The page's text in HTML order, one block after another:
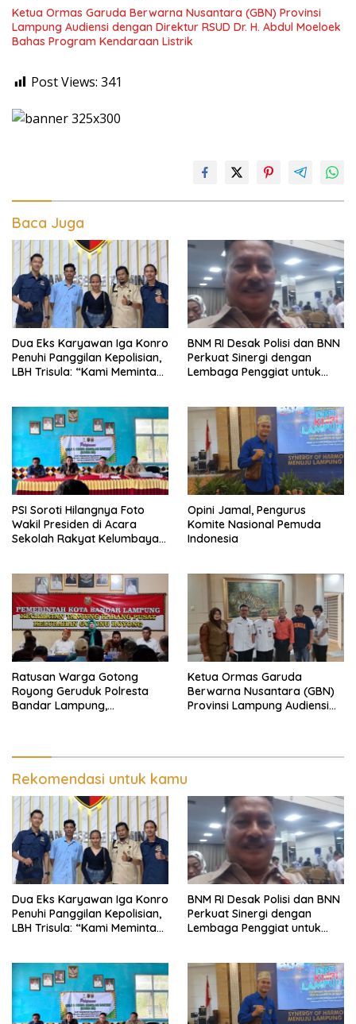
Ketua Ormas Garuda Berwarna Nusantara (GBN) Provinsi
Lampung Audiensi dengan Direktur RSUD Dr. H. Abdul Moeloek
Bahas Program Kendaraan Listrik
Post Views: 341
Baca Juga
Dua Eks Karyawan Iga Konro
Penuhi Panggilan Kepolisian,
LBH Trisula: “Kami Meminta
BNM RI Desak Polisi dan BNN
Perkuat Sinergi dengan
Lembaga Penggiat untuk
PSI Soroti Hilangnya Foto
Wakil Presiden di Acara
Sekolah Rakyat Kelumbayan,
Opini Jamal, Pengurus
Komite Nasional Pemuda
Indonesia
Ratusan Warga Gotong
Royong Geruduk Polresta
Bandar Lampung,
Pengancaman dan Dugaan
Pemalsuan Sporadik Tanah
Ketua Ormas Garuda
Berwarna Nusantara (GBN)
Provinsi Lampung Audiensi
Rekomendasi untuk kamu
Dua Eks Karyawan Iga Konro
Penuhi Panggilan Kepolisian,
LBH Trisula: “Kami Meminta
BNM RI Desak Polisi dan BNN
Perkuat Sinergi dengan
Lembaga Penggiat untuk